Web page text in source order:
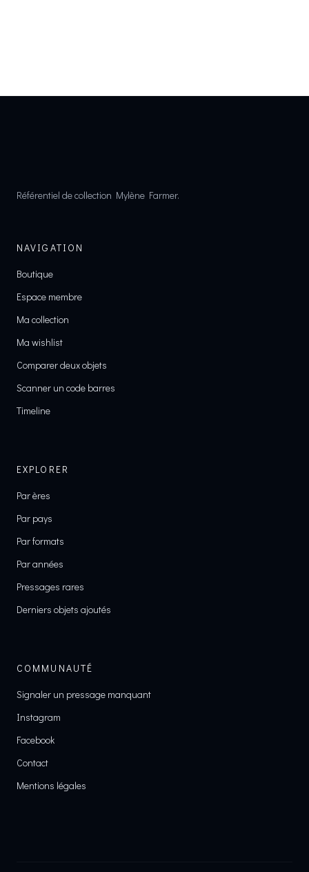
Référentiel de collection Mylène Farmer.
NAVIGATION
Boutique
Espace membre
Ma collection
Ma wishlist
Comparer deux objets
Scanner un code barres
Timeline
EXPLORER
Par ères
Par pays
Par formats
Par années
Pressages rares
Derniers objets ajoutés
COMMUNAUTÉ
Signaler un pressage manquant
Instagram
Facebook
Contact
Mentions légales